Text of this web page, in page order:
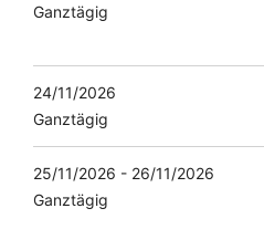
Ganztägig
24/11/2026
Ganztägig
25/11/2026 - 26/11/2026
Ganztägig